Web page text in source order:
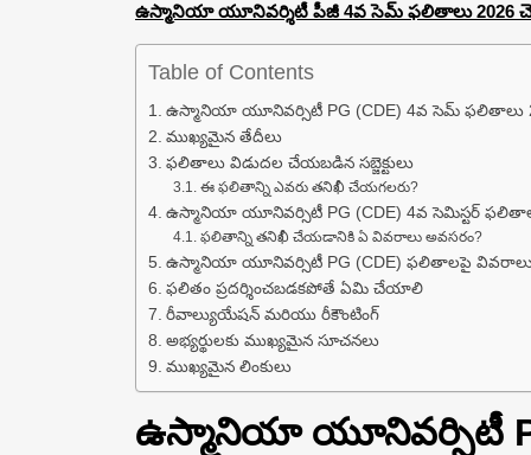
ఉస్మానియా యూనివర్శిటీ పీజీ 4వ సెమ్ ఫలితాలు 2026
Table of Contents
ఉస్మానియా యూనివర్సిటీ PG (CDE) 4వ సెమ్ ఫలితాలు
ముఖ్యమైన తేదీలు
ఫలితాలు విడుదల చేయబడిన సబ్జెక్టులు
ఈ ఫలితాన్ని ఎవరు తనిఖీ చేయగలరు?
ఉస్మానియా యూనివర్సిటీ PG (CDE) 4వ సెమిస్టర్
ఫలితాన్ని తనిఖీ చేయడానికి ఏ వివరాలు అవసరం?
ఉస్మానియా యూనివర్సిటీ PG (CDE) ఫలితాలపై
ఫలితం ప్రదర్శించబడకపోతే ఏమి చేయాలి
రీవాల్యుయేషన్ మరియు రీకౌంటింగ్
అభ్యర్థులకు ముఖ్యమైన సూచనలు
ముఖ్యమైన లింకులు
ఉస్మానియా యూనివర్సిటీ